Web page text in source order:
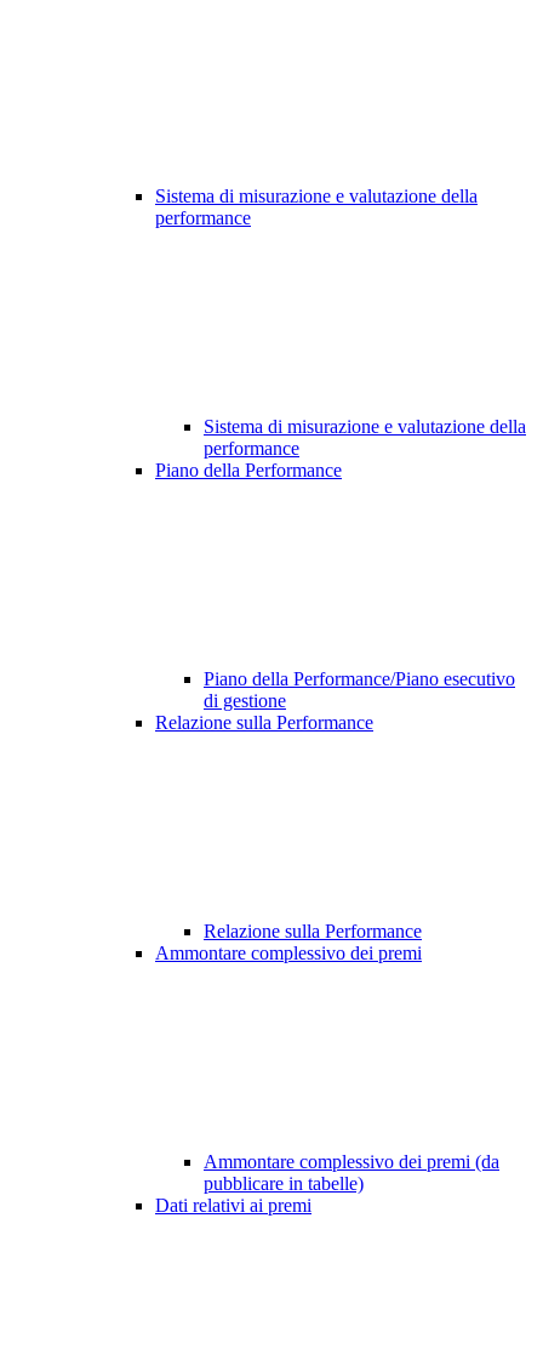
Sistema di misurazione e valutazione della
performance
Sistema di misurazione e valutazione della
performance
Piano della Performance
Piano della Performance/Piano esecutivo
di gestione
Relazione sulla Performance
Relazione sulla Performance
Ammontare complessivo dei premi
Ammontare complessivo dei premi (da
pubblicare in tabelle)
Dati relativi ai premi